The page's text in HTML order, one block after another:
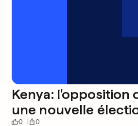
Kenya: l'opposition
une nouvelle
0 0